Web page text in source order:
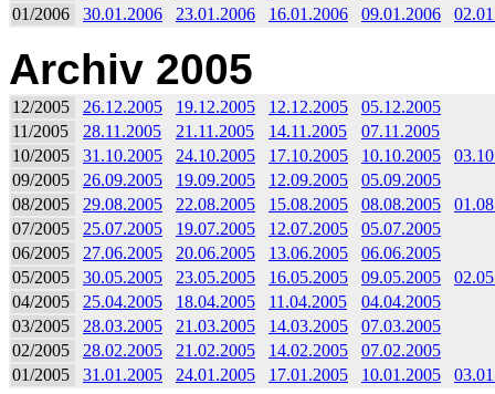
01/2006
30.01.2006 23.01.2006 16.01.2006 09.01.2006
Archiv 2005
12/2005 26.12.2005 19.12.2005 12.12.2005
05.12.2005
11/2005
28.11.2005 21.11.2005 14.11.2005
07.11.2005
10/2005
31.10.2005 24.10.2005 17.10.2005 10.10.2005
09/2005
26.09.2005 19.09.2005 12.09.2005
05.09.2005
08/2005
29.08.2005 22.08.2005 15.08.2005 08.08.2005
07/2005
25.07.2005 19.07.2005 12.07.2005
05.07.2005
06/2005
27.06.2005 20.06.2005 13.06.2005
06.06.2005
05/2005
30.05.2005 23.05.2005 16.05.2005 09.05.2005
04/2005
25.04.2005 18.04.2005 11.04.2005
04.04.2005
03/2005
28.03.2005 21.03.2005 14.03.2005
07.03.2005
02/2005
28.02.2005 21.02.2005 14.02.2005
07.02.2005
01/2005
31.01.2005 24.01.2005 17.01.2005 10.01.2005